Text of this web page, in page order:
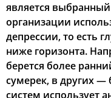
является
организации
депрессии, то есть
ниже горизонта.
берется более
сумерек, в других
систем использует